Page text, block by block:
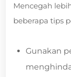
Mencegah
beberapa tips
Gunakan